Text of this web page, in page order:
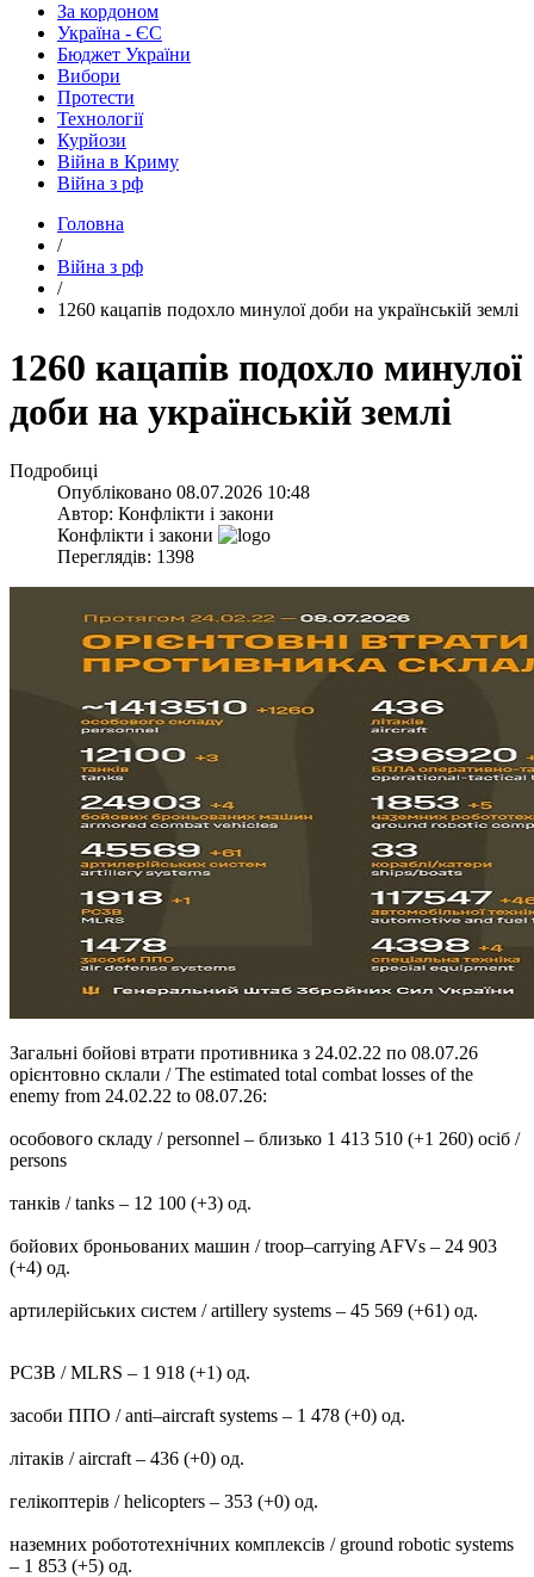
За кордоном
Україна - ЄС
Бюджет України
Вибори
Протести
Технології
Курйози
Війна в Криму
Війна з рф
Головна
/
Війна з рф
/
​1260 кацапів подохло минулої доби на українській землі
​1260 кацапів подохло минулої
доби на українській землі
Подробиці
Опубліковано 08.07.2026 10:48
Автор: Конфлікти і закони
Конфлікти і закони
Переглядів: 1398
Загальні бойові втрати противника з 24.02.22 по 08.07.26
орієнтовно склали / The estimated total combat losses of the
enemy from 24.02.22 to 08.07.26:
особового складу / personnel – близько 1 413 510 (+1 260) осіб /
persons
танків / tanks – 12 100 (+3) од.
бойових броньованих машин / troop–carrying AFVs – 24 903
(+4) од.
артилерійських систем / artillery systems – 45 569 (+61) од.
РСЗВ / MLRS – 1 918 (+1) од.
засоби ППО / anti–aircraft systems – 1 478 (+0) од.
літаків / aircraft – 436 (+0) од.
гелікоптерів / helicopters – 353 (+0) од.
наземних робототехнічних комплексів / ground robotic systems
– 1 853 (+5) од.